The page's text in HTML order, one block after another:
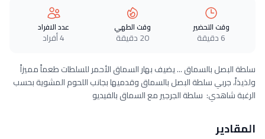
وقت التحضير
6 دقيقة
وقت الطهي
20 دقيقة
عدد الافراد
4 أفراد
سلطة البصل بالسماق ... يضيف بهار السماق الأحمر للسلطات طعماً مميزاً
ولذيذاً، جربي سلطة البصل بالسماق وقدميها بجانب اللحوم المشوية بحسب
الرغبة شاهدي: سلطة الجرجير مع السماق بالفيديو
المقادير